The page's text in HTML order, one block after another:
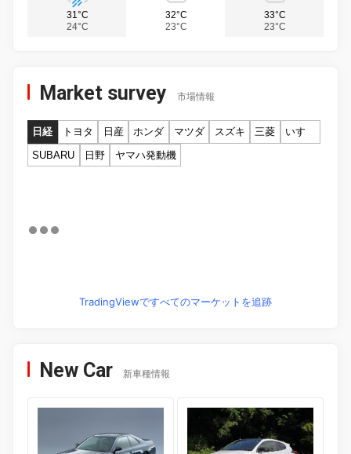
31°C
24°C
32°C
23°C
33°C
23°C
Market survey 市場情報
日経 トヨタ 日産 ホンダ マツダ スズキ 三菱
いすゞ
SUBARU
日野 ヤマハ発動機
TradingViewですべてのマーケットを追跡
New Car 新車種情報